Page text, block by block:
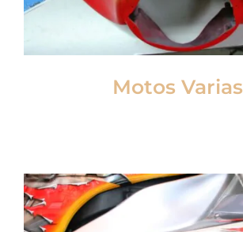
Motos Varias